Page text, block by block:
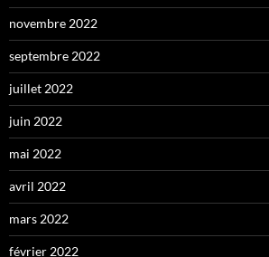
novembre 2022
septembre 2022
juillet 2022
juin 2022
mai 2022
avril 2022
mars 2022
février 2022